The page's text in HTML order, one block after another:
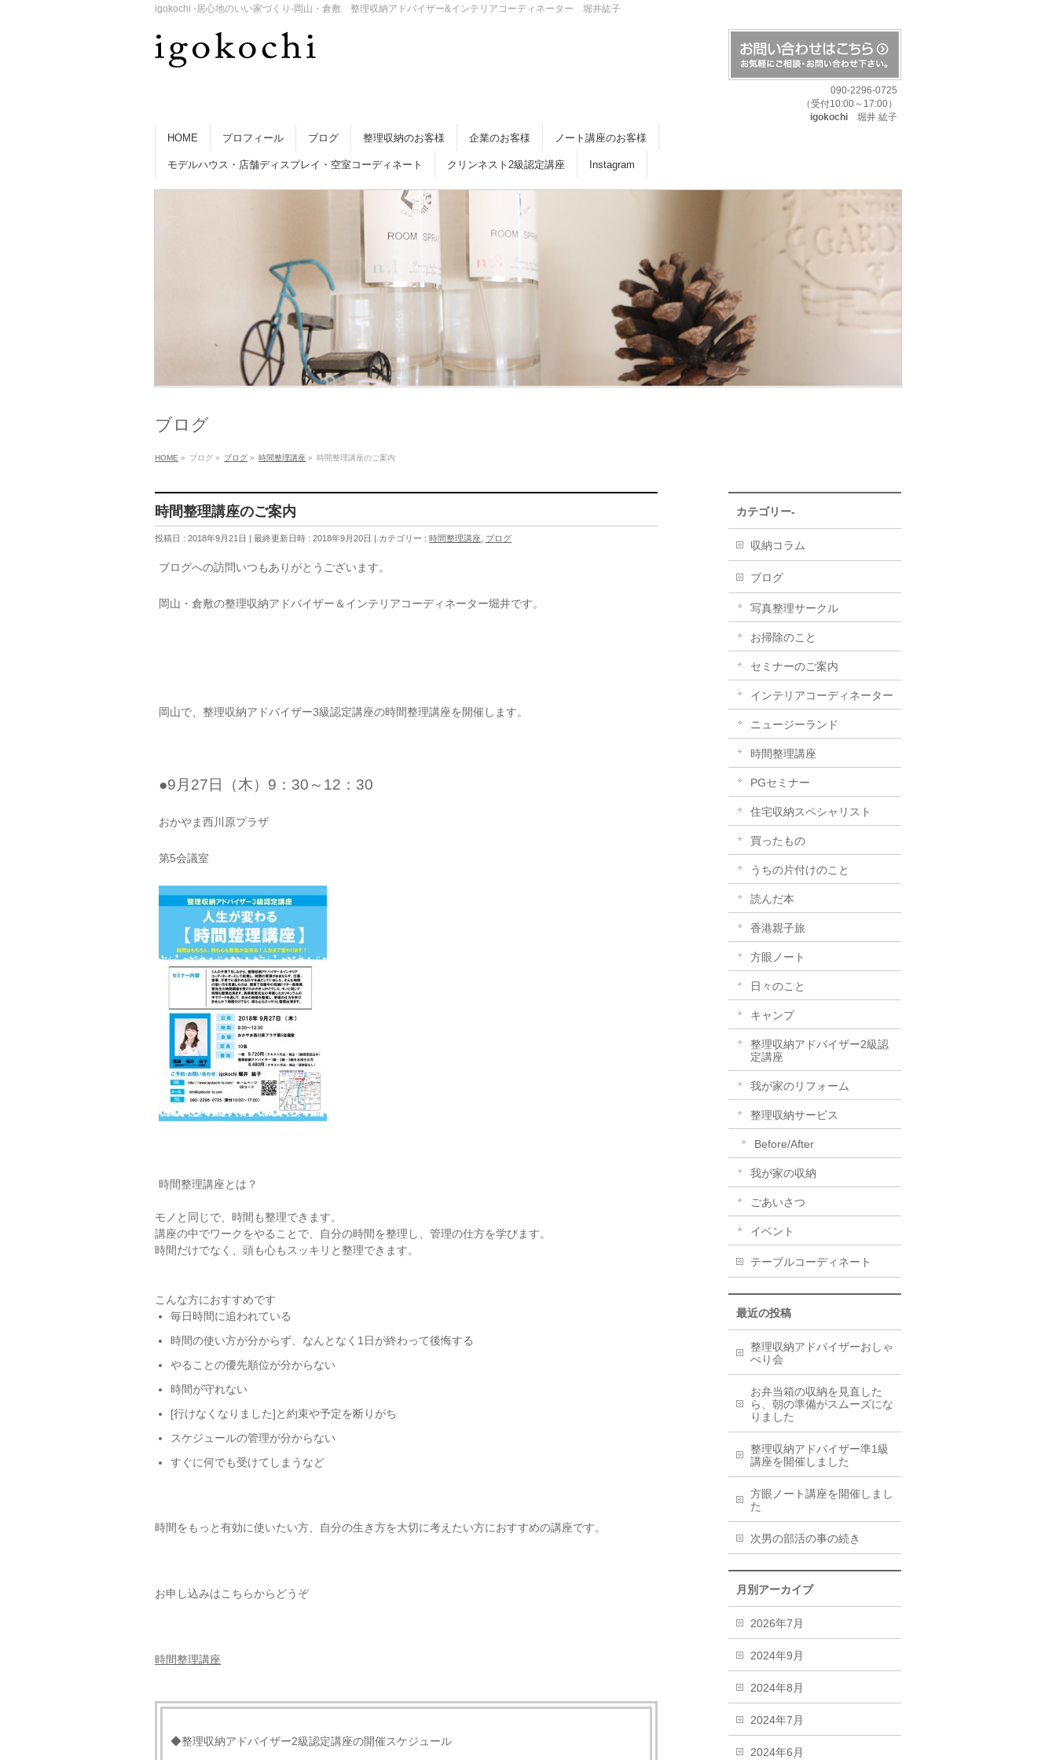
igokochi -居心地のいい家づくり-岡山・倉敷 整理収納アドバイザー&インテリアコーディネーター 堀井紘子
090-2296-0725
（受付10:00～17:00）
igokochi 堀井 紘子
HOME プロフィール ブログ 整理収納のお客様 企業のお客様 ノート講座のお客様
モデルハウス・店舗ディスプレイ・空室コーディネート クリンネスト2級認定講座 Instagram
ブログ
HOME » ブログ » ブログ » 時間整理講座 » 時間整理講座のご案内
時間整理講座のご案内
投稿日 : 2018年9月21日 最終更新日時 : 2018年9月20日 カテゴリー : 時間整理講座 ブログ
ブログへの訪問いつもありがとうございます。
岡山・倉敷の整理収納アドバイザー＆インテリアコーディネーター堀井です。
岡山で、整理収納アドバイザー3級認定講座の時間整理講座を開催します。
●9月27日（木）9：30～12：30
おかやま西川原プラザ
第5会議室
時間整理講座とは？
モノと同じで、時間も整理できます。
講座の中でワークをやることで、自分の時間を整理し、管理の仕方を学びます。
時間だけでなく、頭も心もスッキリと整理できます。
こんな方におすすめです
毎日時間に追われている
時間の使い方が分からず、なんとなく1日が終わって後悔する
やることの優先順位が分からない
時間が守れない
[行けなくなりました]と約束や予定を断りがち
スケジュールの管理が分からない
すぐに何でも受けてしまうなど
時間をもっと有効に使いたい方、自分の生き方を大切に考えたい方におすすめの講座です。
お申し込みはこちらからどうぞ
時間整理講座
◆整理収納アドバイザー2級認定講座の開催スケジュール
カテゴリー-
収納コラム
ブログ
写真整理サークル
お掃除のこと
セミナーのご案内
インテリアコーディネーター
ニュージーランド
時間整理講座
PGセミナー
住宅収納スペシャリスト
買ったもの
うちの片付けのこと
読んだ本
香港親子旅
方眼ノート
日々のこと
キャンプ
整理収納アドバイザー2級認
定講座
我が家のリフォーム
整理収納サービス
Before/After
我が家の収納
ごあいさつ
イベント
テーブルコーディネート
最近の投稿
整理収納アドバイザーおしゃ
べり会
お弁当箱の収納を見直した
ら、朝の準備がスムーズにな
りました
整理収納アドバイザー準1級
講座を開催しました
方眼ノート講座を開催しまし
た
次男の部活の事の続き
月別アーカイブ
2026年7月
2024年9月
2024年8月
2024年7月
2024年6月